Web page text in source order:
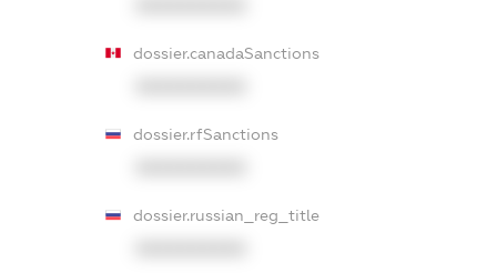
dossier.canadaSanctions
dossier.rfSanctions
dossier.russian_reg_title